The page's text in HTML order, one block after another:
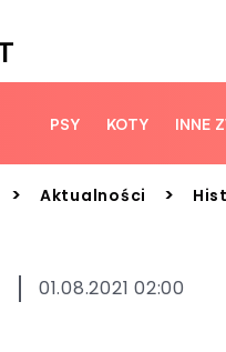
PSY KOTY INNE
> Aktualności >
01.08.2021 02:00